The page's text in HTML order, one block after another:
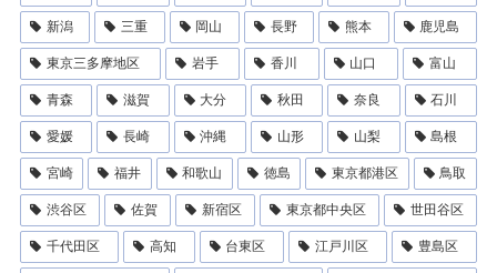
新潟 三重 岡山 長野 熊本 鹿児島
東京三多摩地区 岩手 香川 山口 富山
青森 滋賀 大分 秋田 奈良 石川
愛媛 長崎 沖縄 山形 山梨 島根
宮崎 福井 和歌山 徳島 東京都港区 鳥取
渋谷区 佐賀 新宿区 東京都中央区 世田谷区
千代田区 高知 台東区 江戸川区 豊島区